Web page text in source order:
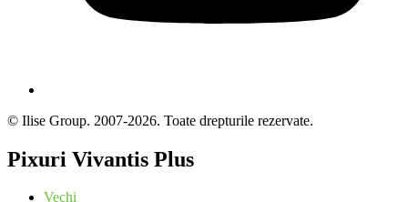
© Ilise Group. 2007-2026. Toate drepturile rezervate.
Pixuri Vivantis Plus
Vechi